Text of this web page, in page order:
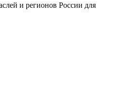
и регионов России для